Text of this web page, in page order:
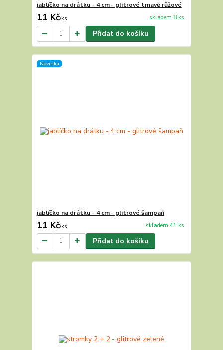
jablíčko na drátku - 4 cm - glitrové tmavě růžové
11 Kč/ks skladem 8 ks
Přidat do košíku
Novinka
jablíčko na drátku - 4 cm - glitrové šampaň
11 Kč/ks skladem 41 ks
Přidat do košíku